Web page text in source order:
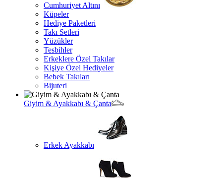
Cumhuriyet Altını
Küpeler
Hediye Paketleri
Takı Setleri
Yüzükler
Tesbihler
Erkeklere Özel Takılar
Kişiye Özel Hediyeler
Bebek Takıları
Bijuteri
Giyim & Ayakkabı & Çanta
Erkek Ayakkabı